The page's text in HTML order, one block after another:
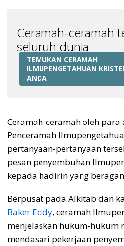
Ceramah-ceramah
seluruh dunia
TEMUKAN CERAMAH
ILMUPENGETAHUAN
ANDA
Ceramah-ceramah oleh para
Penceramah
pertanyaan-pertanyaan
pesan penyembuhan
kepada hadirin yang
Berpusat pada Alkitab dan
Baker Eddy, ceramah
menjelaskan hukum-hukum
mendasari pekerjaan